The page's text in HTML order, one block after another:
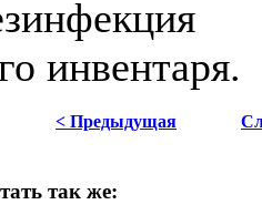
инвентаря.
< Предыдущая
так же: